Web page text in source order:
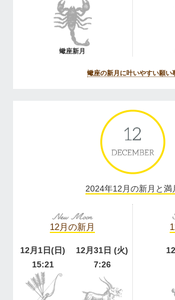
蠍座新月
蠍座の新月に叶いやすい願い
2024年12月の新月と満
12月の新月
12月1日(日)
15:21
12月31日 (火)
7:26